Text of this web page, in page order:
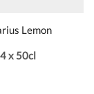
Lemon
x 50cl